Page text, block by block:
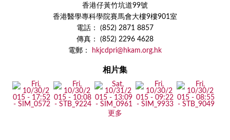
香港仔黃竹坑道99號
香港醫學專科學院賽馬會大樓9樓901室
電話： (852) 2871 8857
傳真： (852) 2296 4628
電郵：
hkjcdpri@hkam.org.hk
相片集
更多